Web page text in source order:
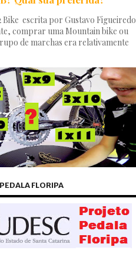
Bike escrita por Gustavo Figueiredo
comprar uma Mountain bike ou
de marchas era relativamente
FLORIPA